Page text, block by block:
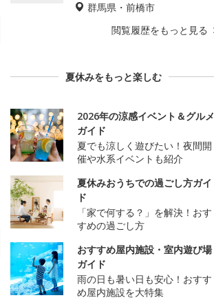
群馬県・前橋市
閲覧履歴をもっと見る
夏休みをもっと楽しむ
2026年の涼感イベント＆グルメ
ガイド
夏でも涼しく遊びたい！夜間開
催や水系イベントも紹介
夏休みおうちでの過ごし方ガイ
ド
「家で何する？」を解決！おす
すめの過ごし方
おすすめ屋内施設・室内遊び場
ガイド
雨の日も暑い日も安心！おすす
め屋内施設を大特集